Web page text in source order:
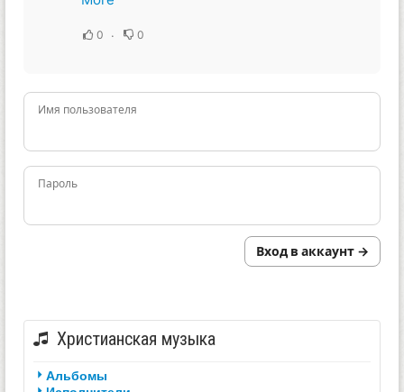
0 0
Имя пользователя
Пароль
Вход в аккаунт →
Христианская музыка
Альбомы